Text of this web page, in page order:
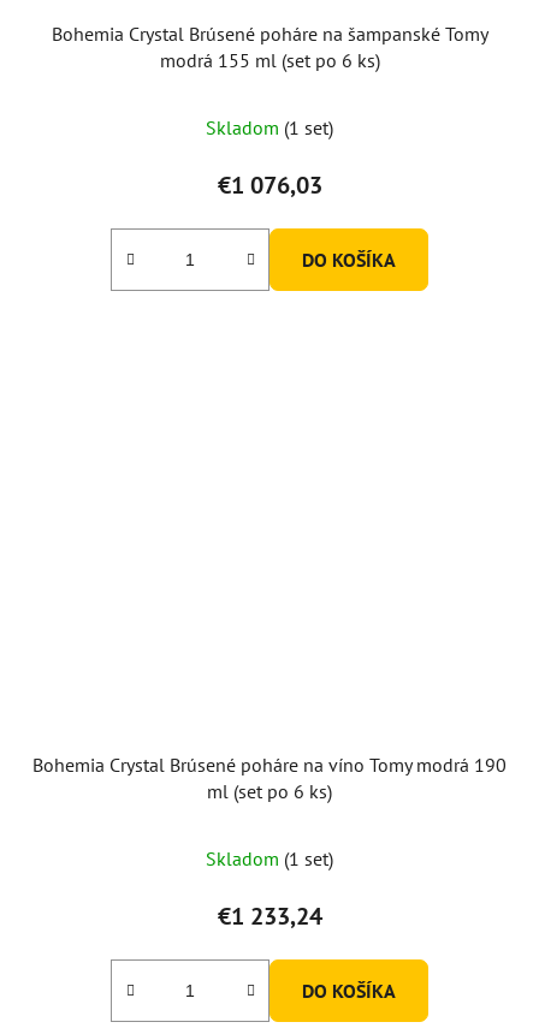
Bohemia Crystal Brúsené poháre na šampanské Tomy
modrá 155 ml (set po 6 ks)
Skladom (1 set)
€1 076,03
DO KOŠÍKA
Bohemia Crystal Brúsené poháre na víno Tomy modrá 190
ml (set po 6 ks)
Skladom (1 set)
€1 233,24
DO KOŠÍKA